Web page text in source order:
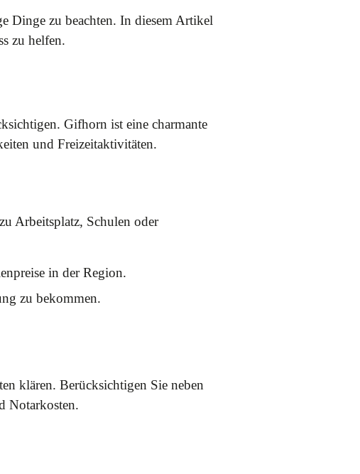
Dinge zu beachten. In diesem Artikel
zu helfen.
Gifhorn ist eine charmante
und Freizeitaktivitäten.
Arbeitsplatz, Schulen oder
in der Region.
zu bekommen.
klären. Berücksichtigen Sie neben
Notarkosten.